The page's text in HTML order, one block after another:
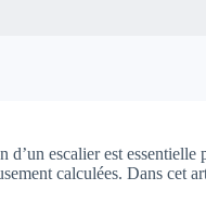
escalier est essentielle
calculées. Dans cet